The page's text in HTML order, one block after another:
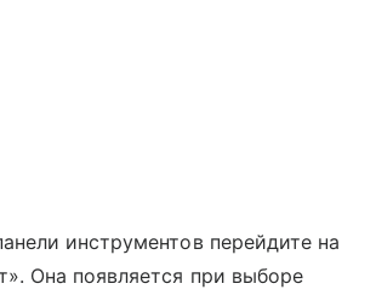
инструментов перейдите на
Она появляется при выборе